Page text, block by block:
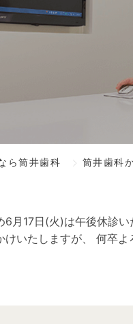
ら筒井歯科 筒井歯科
6月17日(火)は午後休診い
けいたしますが、 何卒よ